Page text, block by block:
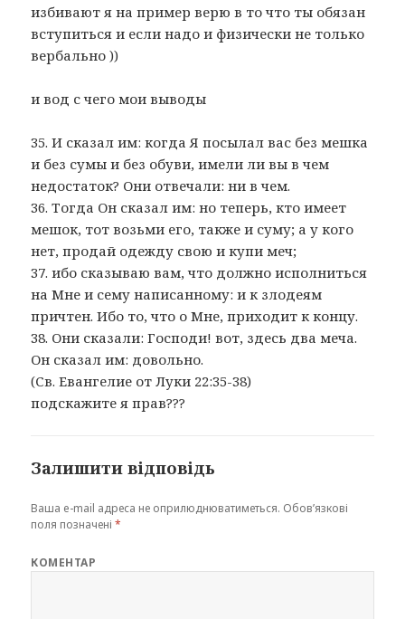
избивают я на пример верю в то что ты обязан
вступиться и если надо и физически не только
вербально ))
и вод с чего мои выводы
35. И сказал им: когда Я посылал вас без мешка
и без сумы и без обуви, имели ли вы в чем
недостаток? Они отвечали: ни в чем.
36. Тогда Он сказал им: но теперь, кто имеет
мешок, тот возьми его, также и суму; а у кого
нет, продай одежду свою и купи меч;
37. ибо сказываю вам, что должно исполниться
на Мне и сему написанному: и к злодеям
причтен. Ибо то, что о Мне, приходит к концу.
38. Они сказали: Господи! вот, здесь два меча.
Он сказал им: довольно.
(Св. Евангелие от Луки 22:35-38)
подскажите я прав???
Залишити відповідь
Ваша e-mail адреса не оприлюднюватиметься. Обов’язкові
поля позначені*
КОМЕНТАР